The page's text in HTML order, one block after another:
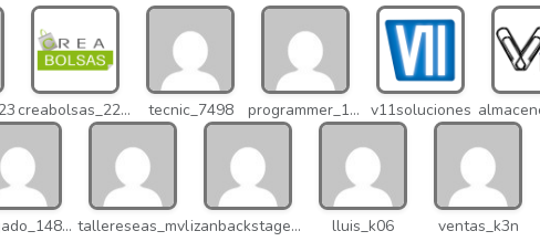
creabolsas_22110 tecnic_7498 programmer_12837 v11soluciones
v.delgado_14821 tallereseas_mvl izanbackstage_14556 lluis_k06 ventas_k3n